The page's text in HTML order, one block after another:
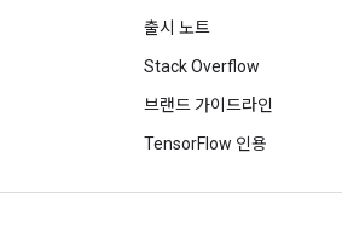
출시 노트
Stack Overflow
브랜드 가이드라인
TensorFlow 인용